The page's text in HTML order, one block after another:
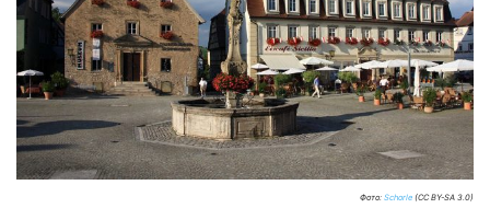
Фото: Schorle (CC BY-SA 3.0)